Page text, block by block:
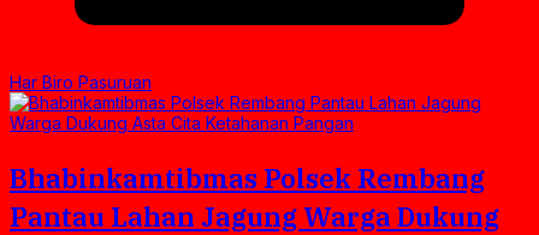
Har Biro Pasuruan
Bhabinkamtibmas Polsek Rembang
Pantau Lahan Jagung Warga Dukung